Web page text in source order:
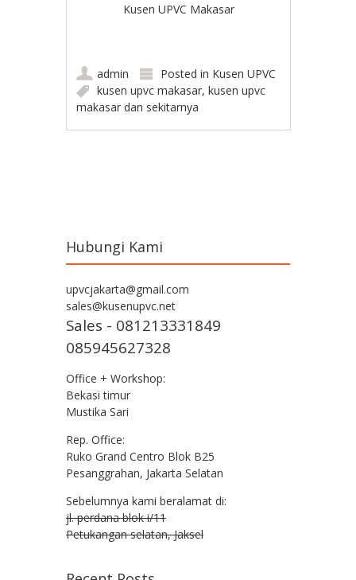
Kusen UPVC Makasar
admin Posted in Kusen UPVC
kusen upvc makasar,kusen upvc
makasar dan sekitarnya
Hubungi Kami
upvcjakarta@gmail.com
sales@kusenupvc.net
Sales - 081213331849
085945627328
Office + Workshop:
Bekasi timur
Mustika Sari
Rep. Office:
Ruko Grand Centro Blok B25
Pesanggrahan, Jakarta Selatan
Sebelumnya kami beralamat di:
jl. perdana blok i/11
Petukangan selatan, Jaksel